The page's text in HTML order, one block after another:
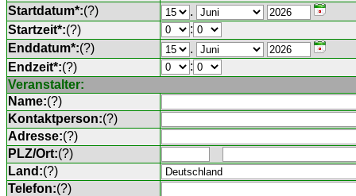
Startdatum*:(?)
.
Startzeit*:(?)
:
Enddatum*:(?)
.
Endzeit*:(?)
:
Veranstalter:
Name:(?)
Kontaktperson:(?)
Adresse:(?)
PLZ/Ort:(?)
Land:(?)
Telefon:(?)